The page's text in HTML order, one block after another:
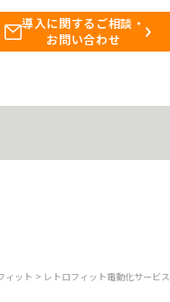
導入に関するご相談・
お問い合わせ
ィット レトロフィット電動化サービス